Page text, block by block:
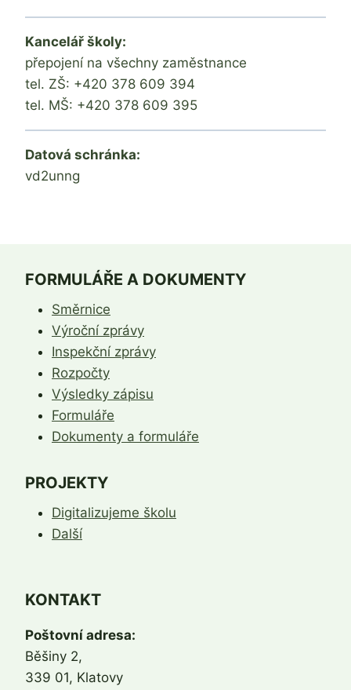
Kancelář školy:
přepojení na všechny zaměstnance
tel. ZŠ: +420 378 609 394
tel. MŠ: +420 378 609 395
Datová schránka:
vd2unng
FORMULÁŘE A DOKUMENTY
Směrnice
Výroční zprávy
Inspekční zprávy
Rozpočty
Výsledky zápisu
Formuláře
Dokumenty a formuláře
PROJEKTY
Digitalizujeme školu
Další
KONTAKT
Poštovní adresa:
Běšiny 2,
339 01, Klatovy